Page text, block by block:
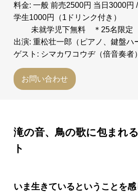
料金: 一般 前売2500円 当日3000円
学生1000円（1ドリンク付き）
未就学児下無料 ＊25名限定
出演: 重松壮一郎（ピアノ、鍵盤ハ
ゲスト: シマカワコウヂ（倍音奏者）
お問い合わせ
滝の音、鳥の歌に包まれ
ト
いま生きているということを